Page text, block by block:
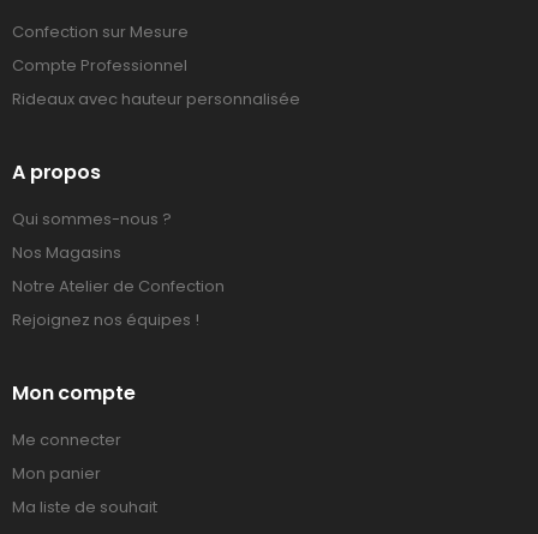
Confection sur Mesure
Compte Professionnel
Rideaux avec hauteur personnalisée
A propos
Qui sommes-nous ?
Nos Magasins
Notre Atelier de Confection
Rejoignez nos équipes !
Mon compte
Me connecter
Mon panier
Ma liste de souhait